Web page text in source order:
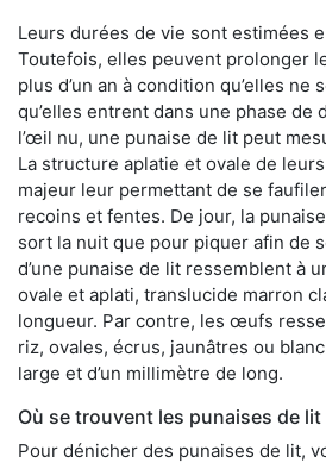
Leurs durées de vie sont estimées
Toutefois, elles peuvent prolonger
plus d’un an à condition qu’elles ne
qu’elles entrent dans une phase de
l’œil nu, une punaise de lit peut
La structure aplatie et ovale de
majeur leur permettant de se
recoins et fentes. De jour, la
sort la nuit que pour piquer afin de
d’une punaise de lit ressemblent à
ovale et aplati, translucide marron
longueur. Par contre, les œufs
riz, ovales, écrus, jaunâtres ou
large et d’un millimètre de long.
Où se trouvent les punaises de lit
Pour dénicher des punaises de lit,